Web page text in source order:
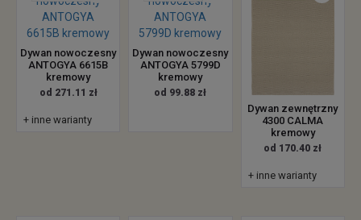
Dywan nowoczesny
ANTOGYA 6615B
kremowy
od 271.11 zł
+ inne warianty
Dywan nowoczesny
ANTOGYA 5799D
kremowy
od 99.88 zł
Dywan zewnętrzny
4300 CALMA
kremowy
od 170.40 zł
+ inne warianty